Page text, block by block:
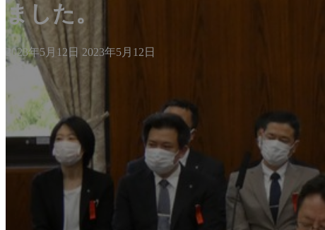
プ
動
ました。
2023年5月12日 最
時
2023年5月12日